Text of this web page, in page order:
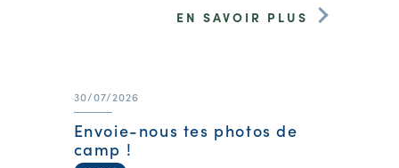
EN SAVOIR PLUS
30/07/2026
Envoie-nous tes photos de
camp !